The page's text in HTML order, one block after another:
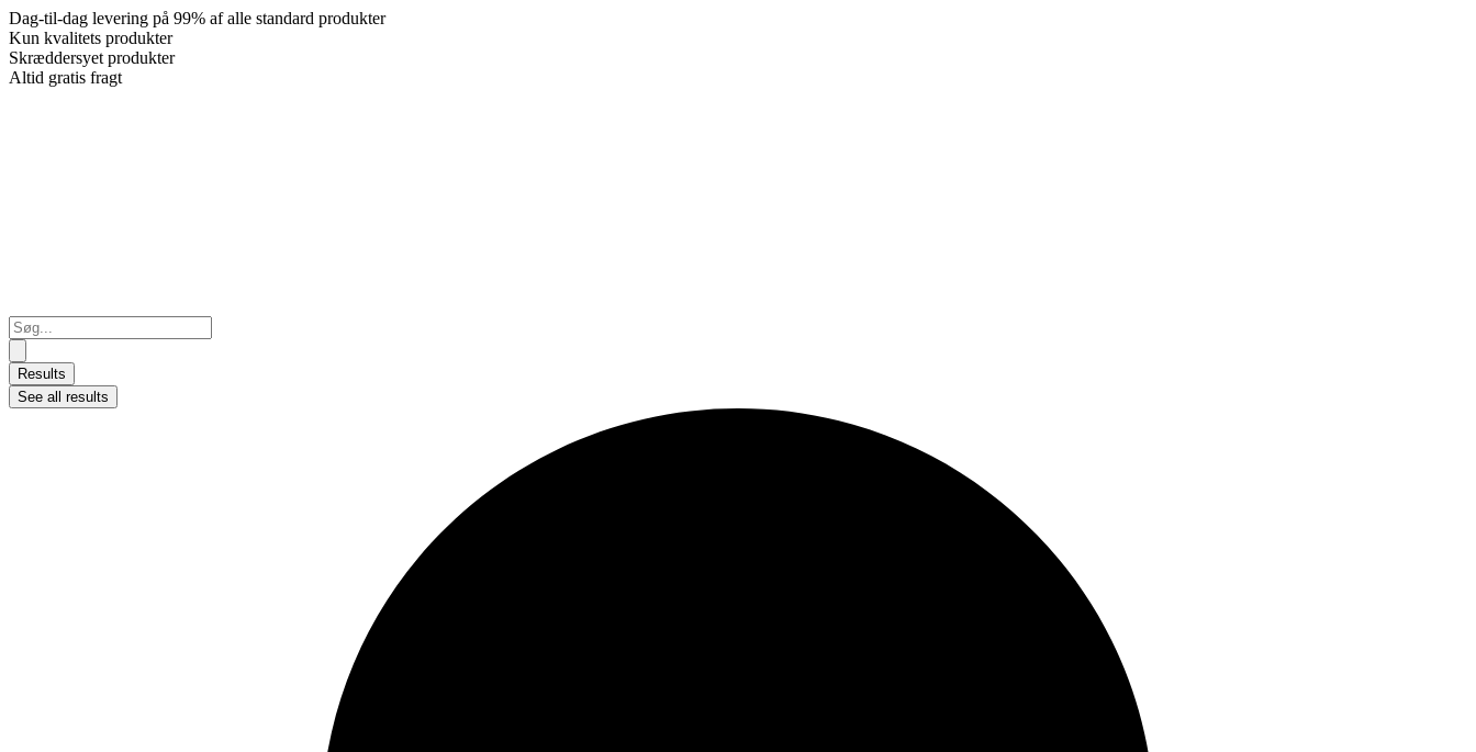
Dag-til-dag levering på 99% af alle standard produkter
Kun kvalitets produkter
Skræddersyet produkter
Altid gratis fragt
Search
...
Results
See all results